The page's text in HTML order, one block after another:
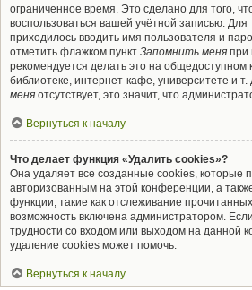
ограниченное время. Это сделано для того,
воспользоваться вашей учётной записью. Для
приходилось вводить имя пользователя и
отметить флажком пункт Запомнить меня при
рекомендуется делать это на
библиотеке, интернет-кафе, университете и т.
меня отсутствует, это значит, что
Вернуться к началу
Что делает функция «Удалить cookies»?
Она удаляет все созданные cookies, которые
авторизованным на этой конференции, а
функции, такие как отслеживание
возможность включена администратором.
трудности со входом или выходом на данной
удаление cookies может помочь.
Вернуться к началу